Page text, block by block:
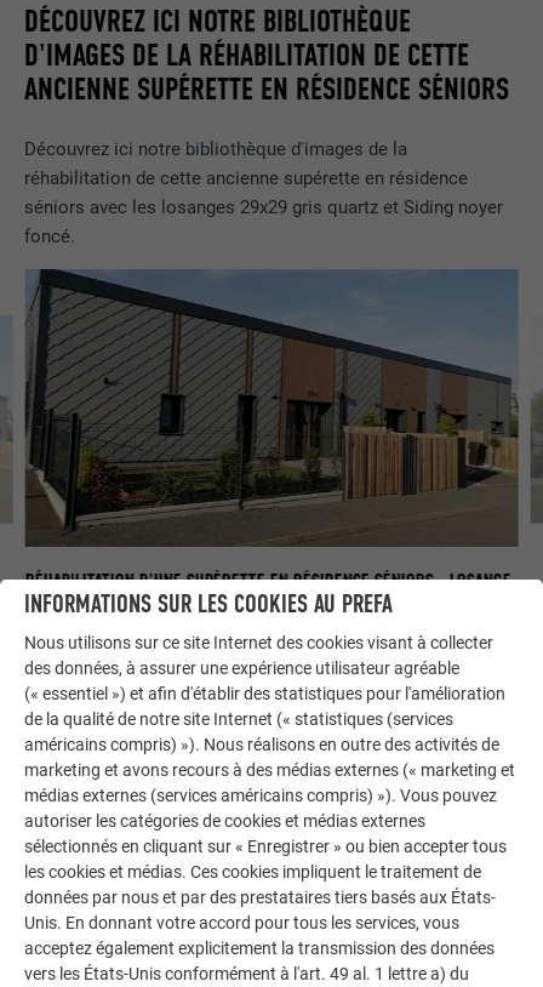
DÉCOUVREZ ICI NOTRE BIBLIOTHÈQUE
D'IMAGES DE LA RÉHABILITATION DE CETTE
ANCIENNE SUPÉRETTE EN RÉSIDENCE SÉNIORS
Découvrez ici notre bibliothèque d'images de la
réhabilitation de cette ancienne supérette en résidence
séniors avec les losanges 29x29 gris quartz et Siding noyer
foncé.
RÉHABILITATION D'UNE SUPÉRETTE EN RÉSIDENCE SÉNIORS - LOSANGE
29X29 EN GRIS QUARTZ & SIDING EN NOYER FONCÉ
RÉSIDENCE POUR SÉNIORS À TOURLANDRY
PARTIES PRENANTES
PRODUIT :
Siding - 38 noyer foncé - 33m²
Losange de façade 29x29 - 47 gris quartz - 163m²
INFORMATIONS SUR LES COOKIES AU PREFA
Nous utilisons sur ce site Internet des cookies visant à collecter
des données, à assurer une expérience utilisateur agréable
(« essentiel ») et afin d'établir des statistiques pour l'amélioration
de la qualité de notre site Internet (« statistiques (services
américains compris) »). Nous réalisons en outre des activités de
marketing et avons recours à des médias externes (« marketing et
médias externes (services américains compris) »). Vous pouvez
autoriser les catégories de cookies et médias externes
sélectionnés en cliquant sur « Enregistrer » ou bien accepter tous
les cookies et médias. Ces cookies impliquent le traitement de
données par nous et par des prestataires tiers basés aux États-
Unis. En donnant votre accord pour tous les services, vous
acceptez également explicitement la transmission des données
vers les États-Unis conformément à l'art. 49 al. 1 lettre a) du